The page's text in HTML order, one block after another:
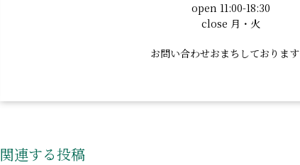
open 11:00-18:30
close 月・火
お問い合わせおまちしております
関連する投稿